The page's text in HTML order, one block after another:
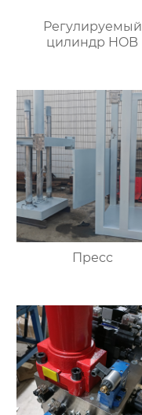
Регулируемый
цилиндр HOB
Пресс